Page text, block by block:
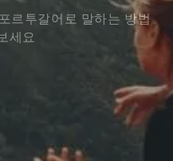
르투갈어로 말하는 방법
세요